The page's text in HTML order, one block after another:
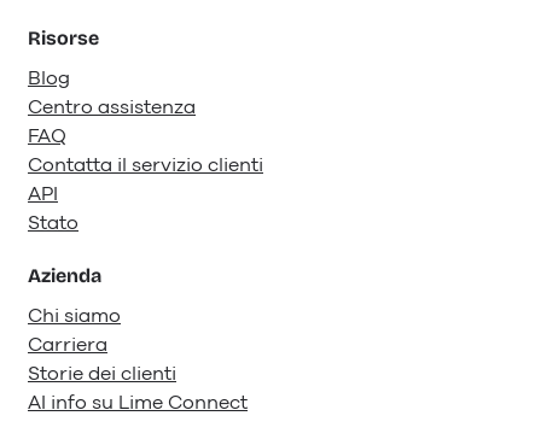
Risorse
Blog
Centro assistenza
FAQ
Contatta il servizio clienti
API
Stato
Azienda
Chi siamo
Carriera
Storie dei clienti
AI info su Lime Connect